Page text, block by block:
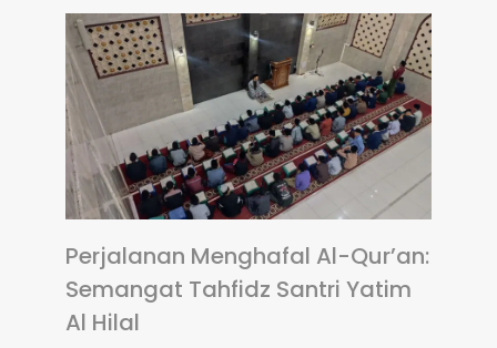
Perjalanan Menghafal Al-Qur’an:
Semangat Tahfidz Santri Yatim
Al Hilal